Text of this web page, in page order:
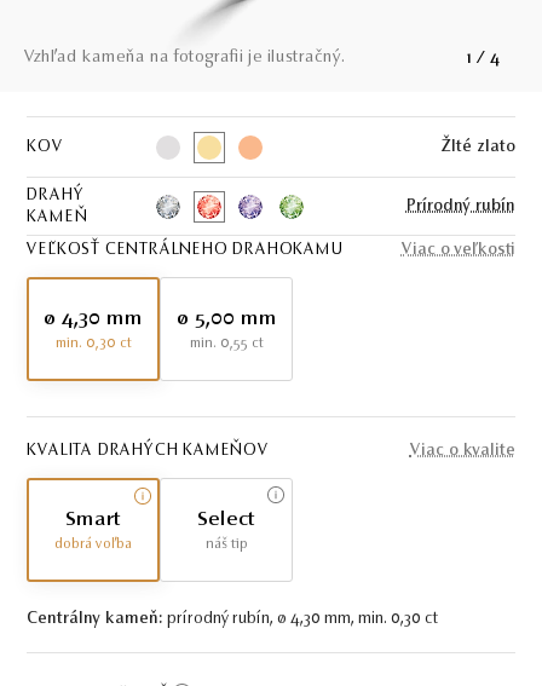
Vzhľad kameňa na fotografii je ilustračný. 1 / 4
KOV Žlté zlato
DRAHÝ
KAMEŇ
Prírodný rubín
VEĽKOSŤ CENTRÁLNEHO DRAHOKAMU Viac o veľkosti
ø 4,30 mm
min. 0,30 ct
ø 5,00 mm
min. 0,55 ct
KVALITA DRAHÝCH KAMEŇOV Viac o kvalite
Smart
dobrá voľba
Select
náš tip
Centrálny kameň: prírodný rubín, ø 4,30 mm, min. 0,30 ct